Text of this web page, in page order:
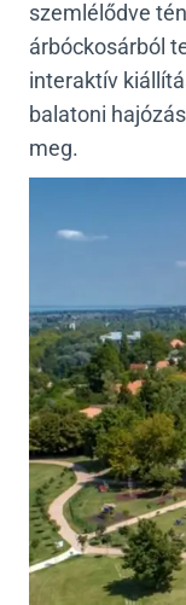
szemlélődve
árbóckosárból
interaktív
balatoni
meg.